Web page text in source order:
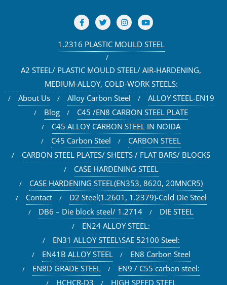
1.2316 PLASTIC MOULD STEEL
A2 STEEL/ PLASTIC MOULD STEEL/ AIR-HARDENING,
MEDIUM-ALLOY, COLD-WORK STEELS:
About Us
Alloy Carbon Steel
ALLOY STEEL-EN19
Blog
C45 /EN8 CARBON STEEL PLATE
C45 ALLOY CARBON STEEL IN NOIDA
C45 Carbon Steel
CARBON STEEL
CARBON STEEL PLATES/ SHEETS / FLAT BARS/ BLOCKS
CASE HARDENING STEEL
CASE HARDENING STEEL(EN353, 8620, 20MNCR5)
Contact
D2 Steel(1.2601, 1.2379)-Cold Die Steel
DB6 – Die block steel/ 1.2714
DIE STEEL
EN24 ALLOY STEEL:
EN31 ALLOY STEEL\SAE 52100 Steel:
EN41B ALLOY STEEL
EN8 Carbon Steel
EN8D GRADE STEEL
EN9 / C55 carbon steel:
HCHCR-D3
HIGH SPEED STEEL